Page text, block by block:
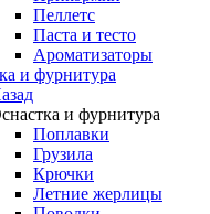
Пеллетс
Паста и тесто
Ароматизаторы
и фурнитура
и фурнитура
Поплавки
Грузила
Крючки
Летние жерлицы